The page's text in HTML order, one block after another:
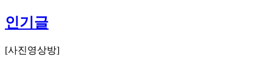
인기글
[사진영상방]